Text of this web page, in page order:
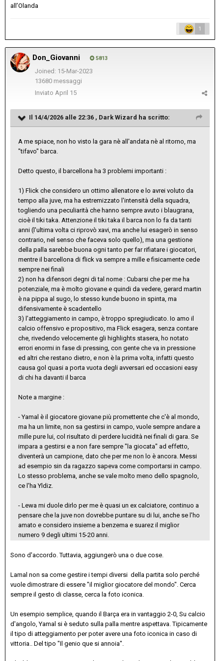
all’Olanda
1
Don_Giovanni 5813
Joined: 15-Mar-2023
13680 messaggi
Inviato April 15
Il 14/4/2026 alle 22:36 , Dark Wizard ha scritto:
A me spiace, non ho visto la gara nè all'andata nè al ritorno, ma
"tifavo" barca.
Detto questo, il barcellona ha 3 problemi importanti :
1) Flick che considero un ottimo allenatore e lo avrei voluto da
tempo alla juve, ma ha estremizzato l'intensità della squadra,
togliendo una peculiarità che hanno sempre avuto i blaugrana,
cioè il tiki taka. Attenzione il tiki taka il barca non lo fa da tanti
anni (l'ultima volta ci riprovò xavi, ma anche lui esagerò in senso
contrario, nel senso che faceva solo quello), ma una gestione
della palla sarebbe buona ogni tanto per far rifiatare i giocatori,
mentre il barcellona di flick va sempre a mille e fisicamente cede
sempre nei finali
2) non ha difensori degni di tal nome : Cubarsi che per me ha
potenziale, ma è molto giovane e quindi da vedere, gerard martin
è na pippa al sugo, lo stesso kunde buono in spinta, ma
difensivamente è scadentello
3) l'atteggiamento in campo, è troppo spregiudicato. Io amo il
calcio offensivo e propositivo, ma Flick esagera, senza contare
che, rivedendo velocemente gli highlights stasera, ho notato
errori enormi in fase di pressing, con gente che va in pressione
ed altri che restano dietro, e non è la prima volta, infatti questo
causa gol quasi a porta vuota degli avversari ed occasioni easy
di chi ha davanti il barca
Note a margine :
- Yamal è il giocatore giovane più promettente che c'è al mondo,
ma ha un limite, non sa gestirsi in campo, vuole sempre andare a
mille pure lui, col risultato di perdere lucidità nei finali di gara. Se
impara a gestirsi e a non fare sempre "la giocata" ad effetto,
diventerà un campione, dato che per me non lo è ancora. Messi
ad esempio sin da ragazzo sapeva come comportarsi in campo.
Lo stesso problema, anche se vale molto meno dello spagnolo,
ce l'ha Yldiz.
- Lewa mi duole dirlo per me è quasi un ex calciatore, continuo a
pensare che la juve non dovrebbe puntare su di lui, anche se l'ho
amato e considero insieme a benzema e suarez il miglior
numero 9 degli ultimi 15-20 anni.
Sono d'accordo. Tuttavia, aggiungerò una o due cose.
Lamal non sa come gestire i tempi diversi della partita solo perché
vuole dimostrare di essere "il miglior giocatore del mondo". Cerca
sempre il gesto di classe, cerca la foto iconica.
Un esempio semplice, quando il Barça era in vantaggio 2-0, Su calcio
d'angolo, Yamal si è seduto sulla palla mentre aspettava. Tipicamente
il tipo di atteggiamento per poter avere una foto iconica in caso di
vittoria.. Del tipo "Il genio que si annoia".